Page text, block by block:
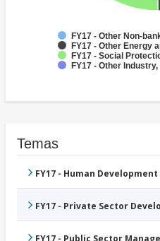
FY17 - Other Non-
FY17 - Other Energy
FY17 - Social
FY17 - Other
Temas
FY17 - Human
FY17 - Private Sector